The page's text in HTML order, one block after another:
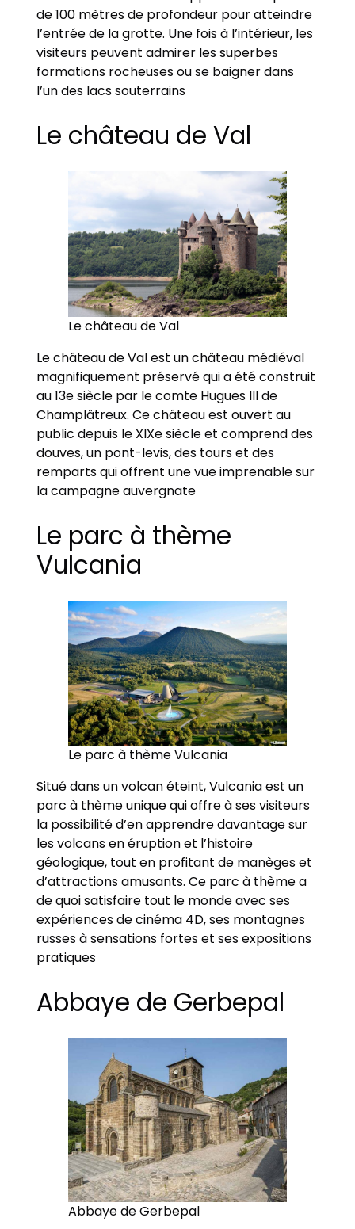
de 100 mètres de profondeur pour atteindre
l’entrée de la grotte. Une fois à l’intérieur, les
visiteurs peuvent admirer les superbes
formations rocheuses ou se baigner dans
l’un des lacs souterrains
Le château de Val
Le château de Val
Le château de Val est un château médiéval
magnifiquement préservé qui a été construit
au 13e siècle par le comte Hugues III de
Champlâtreux. Ce château est ouvert au
public depuis le XIXe siècle et comprend des
douves, un pont-levis, des tours et des
remparts qui offrent une vue imprenable sur
la campagne auvergnate
Le parc à thème
Vulcania
Le parc à thème Vulcania
Situé dans un volcan éteint, Vulcania est un
parc à thème unique qui offre à ses visiteurs
la possibilité d’en apprendre davantage sur
les volcans en éruption et l’histoire
géologique, tout en profitant de manèges et
d’attractions amusants. Ce parc à thème a
de quoi satisfaire tout le monde avec ses
expériences de cinéma 4D, ses montagnes
russes à sensations fortes et ses expositions
pratiques
Abbaye de Gerbepal
Abbaye de Gerbepal